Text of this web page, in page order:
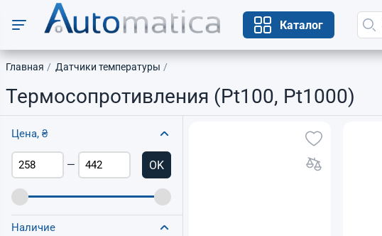
Каталог
Главная Датчики температуры
Термосопротивления (Pt100, Pt1000)
Цена, ₴
— OK
Наличие